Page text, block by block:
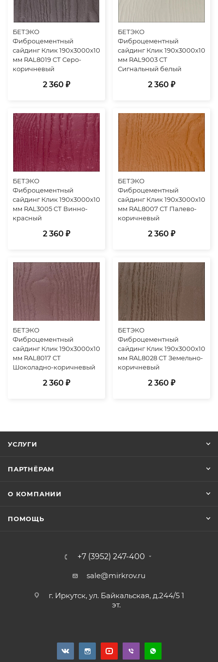
БЕТЭКО
Фиброцементный
сайдинг Клик 190х3000х10
мм RAL8019 СТ Серо-
коричневый
2 360 ₽
БЕТЭКО
Фиброцементный
сайдинг Клик 190х3000х10
мм RAL9003 СТ
Сигнальный белый
2 360 ₽
БЕТЭКО
Фиброцементный
сайдинг Клик 190х3000х10
мм RAL3005 СТ Винно-
красный
2 360 ₽
БЕТЭКО
Фиброцементный
сайдинг Клик 190х3000х10
мм RAL8007 СТ Палево-
коричневый
2 360 ₽
БЕТЭКО
Фиброцементный
сайдинг Клик 190х3000х10
мм RAL8017 СТ
Шоколадно-коричневый
2 360 ₽
БЕТЭКО
Фиброцементный
сайдинг Клик 190х3000х10
мм RAL8028 СТ Земельно-
коричневый
2 360 ₽
УСЛУГИ
ПАРТНЁРАМ
О КОМПАНИИ
ПОМОЩЬ
+7 (3952) 247-400
sale@mirkrov.ru
г. Иркутск, ул. Байкальская, д.244/5 1
эт.